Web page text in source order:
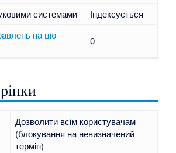
системами
Індексується
на цю
0
Дозволити всім користувачам
(блокування на невизначений
термін)